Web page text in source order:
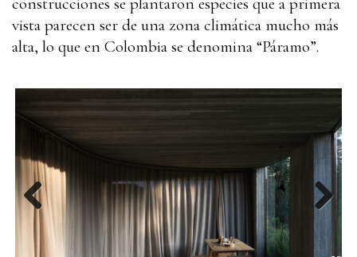
vista parecen ser de una zona climática mucho más
alta, lo que en Colombia se denomina “Páramo”.
Previous